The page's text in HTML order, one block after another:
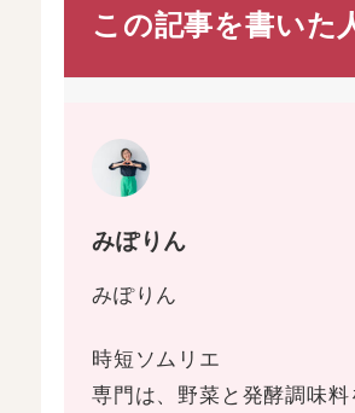
この記事を書いた
みぽりん
みぽりん
時短ソムリエ
専門は、野菜と発酵調味料